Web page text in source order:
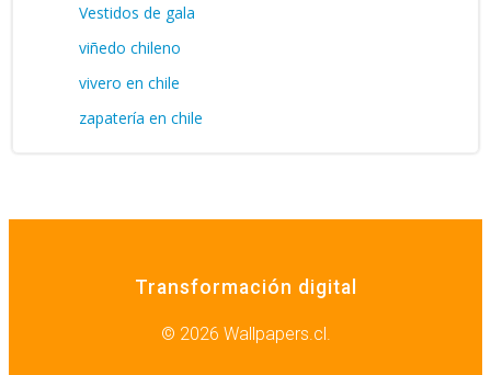
Vestidos de gala
viñedo chileno
vivero en chile
zapatería en chile
Transformación digital
© 2026 Wallpapers.cl.